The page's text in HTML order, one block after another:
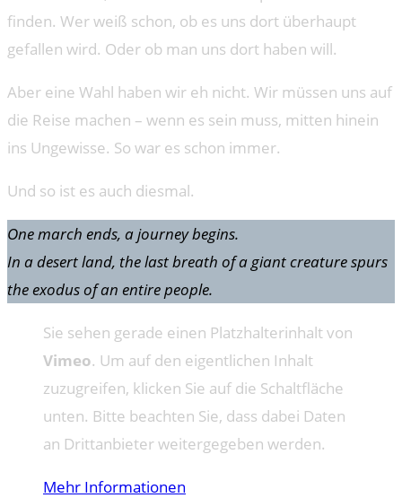
finden. Wer weiß schon, ob es uns dort überhaupt
gefallen wird. Oder ob man uns dort haben will.
Aber eine Wahl haben wir eh nicht. Wir müssen uns auf
die Reise machen – wenn es sein muss, mitten hinein
ins Ungewisse. So war es schon immer.
Und so ist es auch diesmal.
One march ends, a journey begins.
In a desert land, the last breath of a giant creature spurs
the exodus of an entire people.
Sie sehen gerade einen Platzhalterinhalt von
Vimeo. Um auf den eigentlichen Inhalt
zuzugreifen, klicken Sie auf die Schaltfläche
unten. Bitte beachten Sie, dass dabei Daten
an Drittanbieter weitergegeben werden.
Mehr Informationen